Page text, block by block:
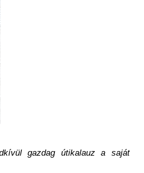
gazdag útikalauz a saját